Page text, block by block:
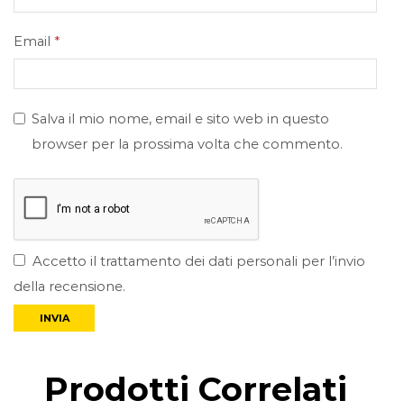
Email *
Salva il mio nome, email e sito web in questo
browser per la prossima volta che commento.
Accetto il trattamento dei dati personali per l’invio
della recensione.
Prodotti Correlati